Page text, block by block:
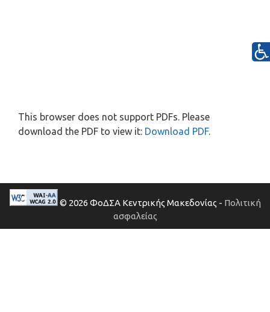
This browser does not support PDFs. Please
download the PDF to view it: Download PDF.
© 2026 ΦοΔΣΑ Κεντρικής Μακεδονίας - Πολιτική
ασφαλείας